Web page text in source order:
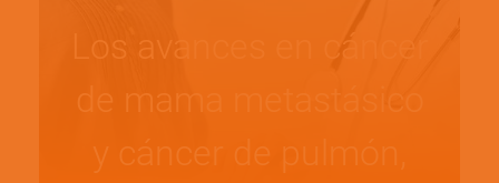
Los avances en cáncer
de mama metastásico
y cáncer de pulmón,